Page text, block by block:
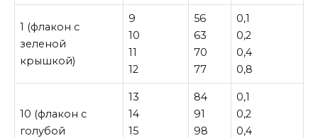
1 (флакон с
зеленой
крышкой)
9
10
11
12
56
63
70
77
0,1
0,2
0,4
0,8
10 (флакон с
голубой
13
14
15
84
91
98
0,1
0,2
0,4